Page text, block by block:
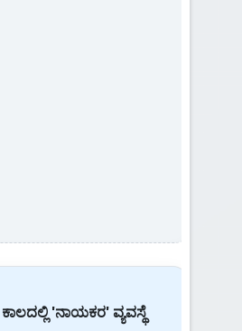
'ನಾಯಕರ' ವ್ಯವಸ್ಥೆ